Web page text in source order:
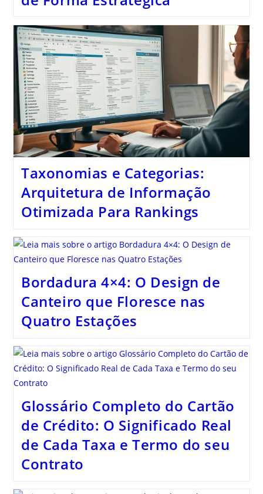
Taxonomias e Categorias:
Arquitetura de Informação
Otimizada Para Rankings
Bordadura 4×4: O Design de
Canteiro que Floresce nas
Quatro Estações
Glossário Completo do Cartão
de Crédito: O Significado Real
de Cada Taxa e Termo do seu
Contrato